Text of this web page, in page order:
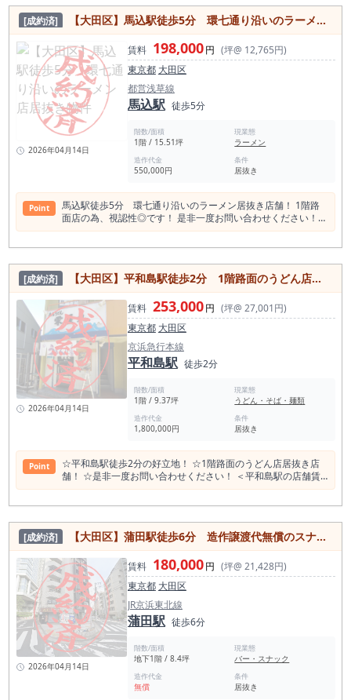
2022年 21,796円 2021年 21,013円 ＜蒲田駅 周辺飲食店数＞
1267件食べログ調べ 居酒屋 465店 和食 405店 バ
ー 134店 洋食・西洋料理 126店 中華料理 84店
ラーメン店 76店 スイーツ店 75店 アジアエスニック 75店 カフ
ェ 69店 焼肉ホルモン 64店 カレー 42店 パン・サンドイッチ
23店 ＜蒲田周辺スポット＞ 蒲田福の湯 大田区観光情報センタ
ー 蒲田八幡神社 ウイングキッチン京急蒲田 大田区民ホール・
アプリコ ゆ～シティー蒲田 聖蹟蒲田梅屋敷公園 松竹キネマ撮
影所跡 稗田神社 高砂コレクション かまたえん 夫婦橋親水公園
本蒲田公園 京浜蒲田公園 西蒲田公園 さかさ川通り 緑の象（映
画「やわらかい生活」） 2022年度の蒲田駅の乗降客数は、東
急多摩川線で63,543人、JR東日本では113,646人です。東急多
摩川線の1日平均輸送人員は129,519人で、JR東日本では有楽町
駅に次いで第21位です 駅別（ベスト100） 順位 駅名 1日平均
[成約済] 【大田区】馬込駅徒歩5分 環七通り沿いのラーメン店居抜き物件
2026年04月14日
賃料 198,000円 (坪@ 12,765円)
東京都 大田区
都営浅草線
馬込駅 徒歩5分
階数/面積
1階 / 15.51坪
現業態
ラーメン
造作代金
550,000円
条件
居抜き
Point
馬込駅徒歩5分 環七通り沿いのラーメン居抜き店舗！ 1階路
面店の為、視認性◎です！ 是非一度お問い合わせください！
馬込駅の店舗賃料相場情報（直近1年間） 平均坪単価
年〜2024年） 平均坪単価 2024年 16,889円 2023年 13,542円
2022年 13,654円 2021年 16,248円 馬込駅 周辺飲食店数 114
件食べログ調べ 馬込周辺に焼肉店が無いのは注目点！ 本件ラ
ーメン店居抜きですのでラーメンも4店舗と周辺地域よりもラ
ーメン店比率が低いのもポイントになります。 和食 46店 居酒
屋 27店 カフェ 10店 スイーツ店 9店 アジアエスニッ
ク 9店 バー 8店 洋食・西洋料理 7店 中華料理
6店 パン・サンドイッチ 5店 ラーメン店 4店 カレー 3店 ＜馬込
駅周辺の観光スポット・観光名所＞ 養玉院如来寺 蛇窪神社 金
子山公園 伊藤博文公墓所 弁天通り公園 法蓮寺 旗岡八幡神社 中
延記念湯 しながわ水族館 松の湯 八幡湯 中延商店街 品川区立
品川歴史館 戸越公園 旗の台伏見稲荷神社 大井競馬場 大森貝塚
浅草線 馬込駅 23,517人
[成約済] 【大田区】平和島駅徒歩2分 1階路面のうどん店居抜き店舗！
2026年04月14日
賃料 253,000円 (坪@ 27,001円)
東京都 大田区
京浜急行本線
平和島駅 徒歩2分
階数/面積
1階 / 9.37坪
現業態
うどん・そば・麺類
造作代金
1,800,000円
条件
居抜き
Point
☆平和島駅徒歩2分の好立地！ ☆1階路面のうどん店居抜き店
舗！ ☆是非一度お問い合わせください！ ＜平和島駅の店舗賃
料相場情報＞（直近1年間） 平均坪単価 18,603円 最も高
平均坪単価 2024年 19,874円 2022年 15,758円 2021年 16,164
円 2023年 16,664円 ＜平和島周辺飲食店数 191店 食べログ
調べ＞ エリア内は和食・居酒屋に偏っており、乗降客数から考
えると中華やラーメンも多めの可能性が高い。 一方他の業態は
少なめのため、出店チャンスはある可能性が高い。 和食 63店
居酒屋 43店 中華料理 19店 ラーメン店 18店 カフェ
13店 カレー 11店 バー 9店 洋食・西洋料理 9店
スイーツ店 8店 焼肉ホルモン 6店 アジアエスニック 5店 パン・
サンドイッチ 5店 ＜京浜急行電鉄（京急）の平和島駅1日平均
乗降客数＞（2021年） 38,971人 ＜平和島駅周辺スポット＞ 甘
酒稲荷神社 大森神社 王森稲荷神社 美原不動院 穀豊稲荷神社 津
島神社 徳淨寺 都堀公園 東貫森稲荷神社 天狗湯 最徳寺 浅間神
社 平和の森公園 大森諏訪神社 大森金山神社 しながわ水族館 平
和島公園 大田区立 平和の森公園展示室 密厳院 磐井神社 天然
[成約済] 【大田区】蒲田駅徒歩6分 造作譲渡代無償のスナック居抜き店舗！
2026年04月14日
賃料 180,000円 (坪@ 21,428円)
東京都 大田区
JR京浜東北線
蒲田駅 徒歩6分
階数/面積
地下1階 / 8.4坪
現業態
バー・スナック
造作代金
無償
条件
居抜き